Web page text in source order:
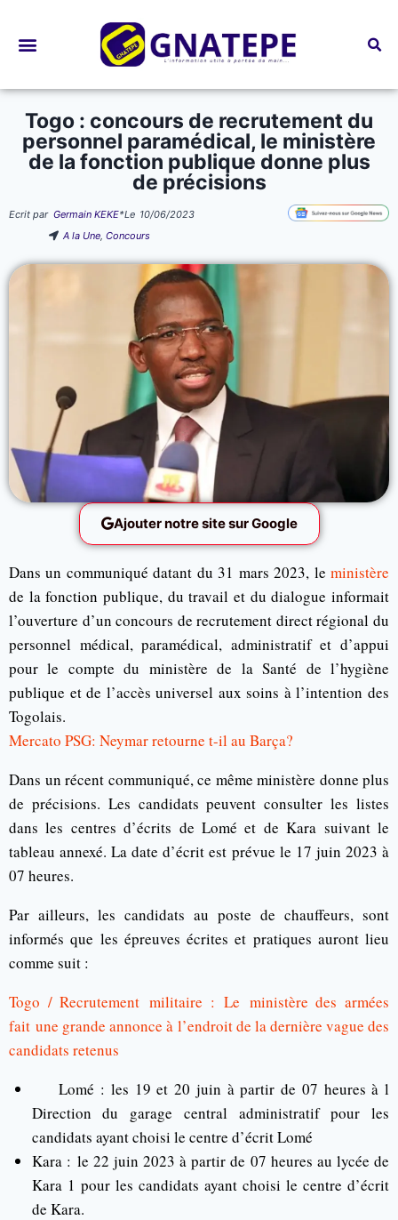
Togo : concours de recrutement du
personnel paramédical, le ministère
de la fonction publique donne plus
de précisions
Ecrit par Germain KEKE*Le 10/06/2023
A la Une,Concours
Ajouter notre site sur Google
Dans un communiqué datant du 31 mars 2023, le ministère
de la fonction publique, du travail et du dialogue informait
l’ouverture d’un concours de recrutement direct régional du
personnel médical, paramédical, administratif et d’appui
pour le compte du ministère de la Santé de l’hygiène
publique et de l’accès universel aux soins à l’intention des
Togolais.
Mercato PSG: Neymar retourne t-il au Barça?
Dans un récent communiqué, ce même ministère donne plus
de précisions. Les candidats peuvent consulter les listes
dans les centres d’écrits de Lomé et de Kara suivant le
tableau annexé. La date d’écrit est prévue le 17 juin 2023 à
07 heures.
Par ailleurs, les candidats au poste de chauffeurs, sont
informés que les épreuves écrites et pratiques auront lieu
comme suit :
Togo / Recrutement militaire : Le ministère des armées
fait une grande annonce à l’endroit de la dernière vague des
candidats retenus
Lomé : les 19 et 20 juin à partir de 07 heures à l
Direction du garage central administratif pour les
candidats ayant choisi le centre d’écrit Lomé
Kara : le 22 juin 2023 à partir de 07 heures au lycée de
Kara 1 pour les candidats ayant choisi le centre d’écrit
de Kara.